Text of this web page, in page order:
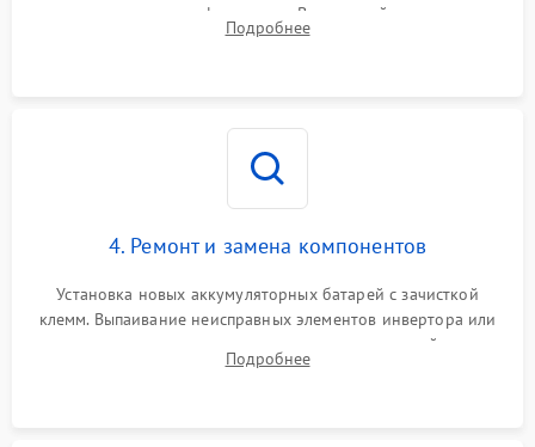
переключения и трансформатора. Визуальный поиск вздутых
конденсаторов и прогаров на печатной плате.
Подробнее
4. Ремонт и замена компонентов
Установка новых аккумуляторных батарей с зачисткой
клемм. Выпаивание неисправных элементов инвертора или
цепи зарядки и монтаж новых радиодеталей.
Восстановление поврежденных токоведущих дорожек и
Подробнее